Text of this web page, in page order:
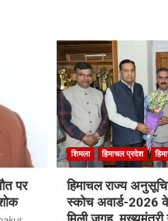
पर
शिमला हिमाचल प्रदेश
हिमाचल राज्य
स्कोच अवार्ड-2026